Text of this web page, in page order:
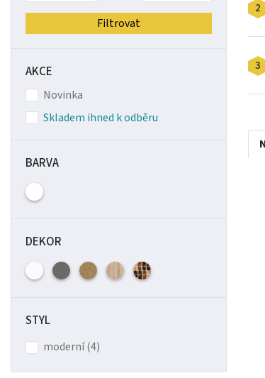
Filtrovat
AKCE
Novinka
Skladem ihned k odběru
BARVA
DEKOR
STYL
moderní (4)
2
3